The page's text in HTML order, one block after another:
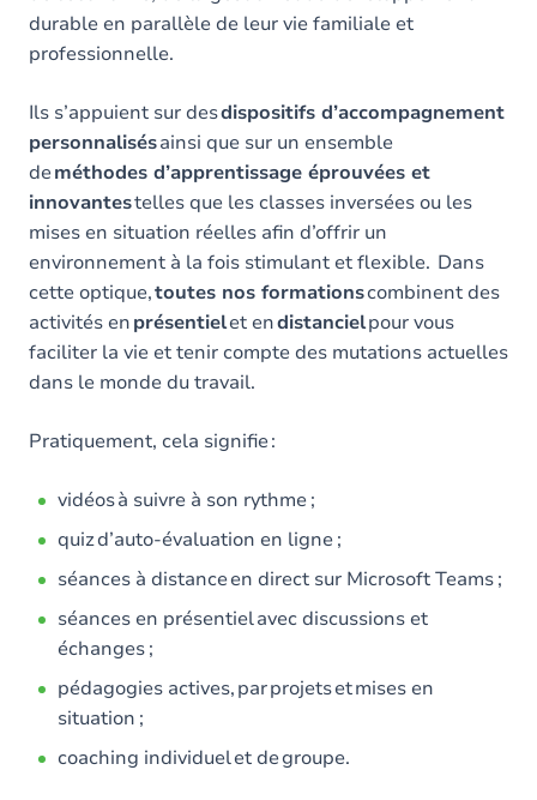
durable en parallèle de leur vie familiale et
professionnelle.
Ils s’appuient sur desdispositifs d’accompagnement
personnalisésainsi que sur un ensemble
deméthodes d’apprentissage éprouvées et
innovantestelles que les classes inversées ou les
mises en situation réelles afin d’offrir un
environnement à la fois stimulant et flexible. Dans
cette optique,toutes nos formationscombinent des
activités enprésentielet endistancielpour vous
faciliter la vie et tenir compte des mutations actuelles
dans le monde du travail.
Pratiquement, cela signifie :
vidéos à suivre à son rythme ;
quiz d’auto-évaluation en ligne ;
séances à distance en direct sur Microsoft Teams ;
séances en présentiel avec discussions et
échanges ;
pédagogies actives, par projets et mises en
situation ;
coaching individuel et de groupe.